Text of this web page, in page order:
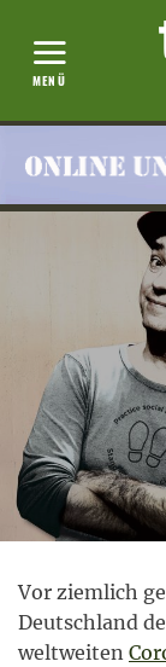
Vor ziemlich
Deutschland
weltweiten